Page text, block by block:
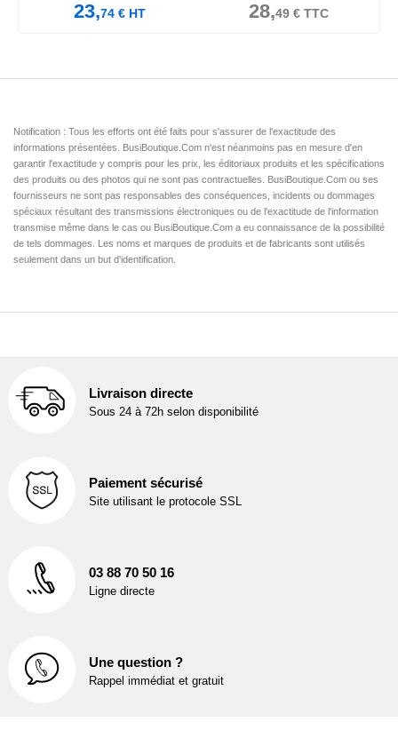
23,74 € HT 28,49€TTC
Notification : Tous les efforts ont été faits pour s'assurer de l'exactitude des
informations présentées. BusiBoutique.Com n'est néanmoins pas en mesure d'en
garantir l'exactitude y compris pour les prix, les éditoriaux produits et les spécifications
des produits ou des photos qui ne sont pas contractuelles. BusiBoutique.Com ou ses
fournisseurs ne sont pas responsables des conséquences, incidents ou dommages
spéciaux résultant des transmissions électroniques ou de l'exactitude de l'information
transmise même dans le cas ou BusiBoutique.Com a eu connaissance de la possibilité
de tels dommages. Les noms et marques de produits et de fabricants sont utilisés
seulement dans un but d'identification.
Livraison directe
Sous 24 à 72h selon disponibilité
Paiement sécurisé
Site utilisant le protocole SSL
03 88 70 50 16
Ligne directe
Une question ?
Rappel immédiat et gratuit